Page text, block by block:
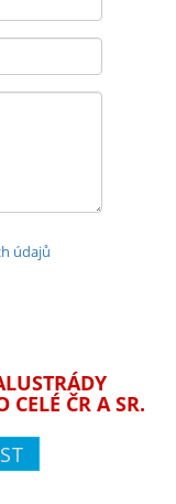
údajů
ČR A SR.